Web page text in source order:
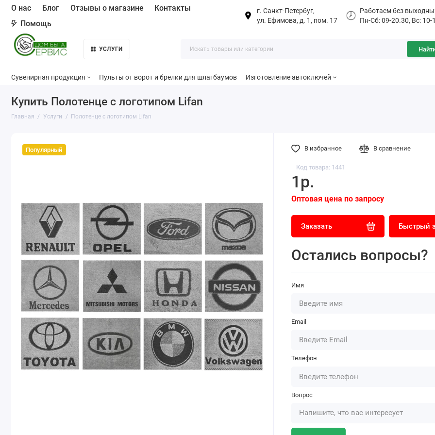
О нас Блог Отзывы о магазине
Контакты
Помощь
г. Санкт-Петербуг,
ул. Ефимова, д. 1, пом. 17
Работаем без
Пн-Сб: 09-20.30, Вс: 10-
УСЛУГИ
Сувенирная продукция Пульты от ворот и брелки для шлагбаумов Изготовление автоключей
Купить Полотенце с логотипом Lifan
Главная Услуги Полотенце с логотипом Lifan
Популярный
Код товара: 1441
1р.
Оптовая цена по запросу
Заказать Быстрый
Остались вопросы?
Имя
Email
Телефон
Вопрос
В избранное В сравнение